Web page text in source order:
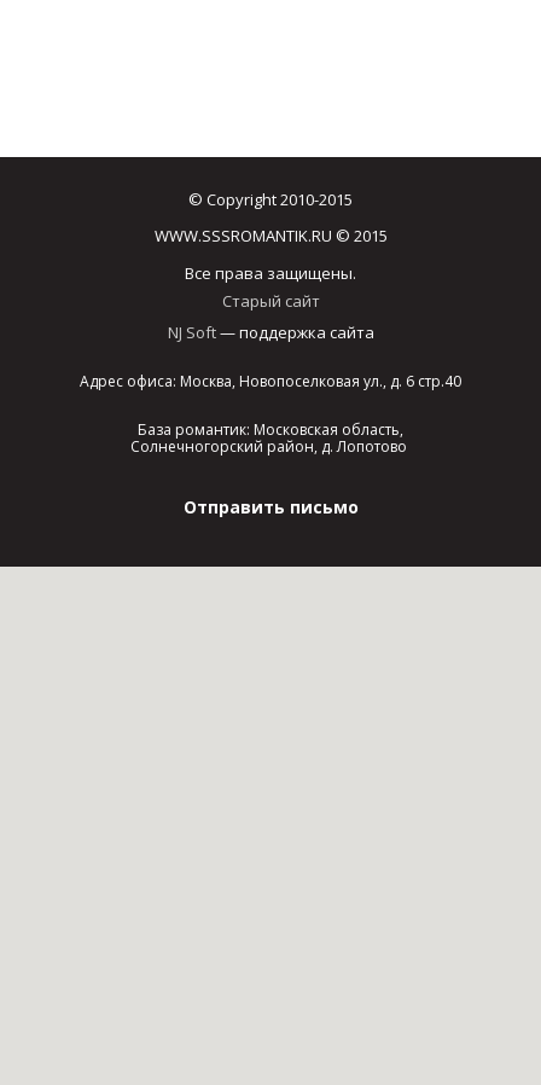
© Copyright 2010-2015
WWW.SSSROMANTIK.RU © 2015
Все права защищены.
Старый сайт
NJ Soft— поддержка сайта
Адрес офиса: Москва, Новопоселковая ул., д. 6 стр.40
База романтик: Московская область,
Солнечногорский район, д. Лопотово
Отправить письмо